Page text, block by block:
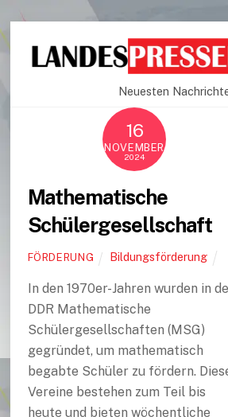
Neuesten
16
NOVEMBER
2024
Mathematische
Schülergesellschaft
FÖRDERUNG Bildungsförderung
In den 1970er-Jahren wurden in
DDR Mathematische
Schülergesellschaften (MSG)
gegründet, um mathematisch
begabte Schüler zu fördern.
Vereine bestehen zum Teil bis
heute und bieten wöchentliche